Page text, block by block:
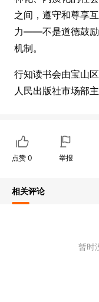
之间，遵守和尊享
力——不是道德鼓励
机制。
行知读书会由宝山
人民出版社市场部主
点赞 0 举报
相关评论
暂时